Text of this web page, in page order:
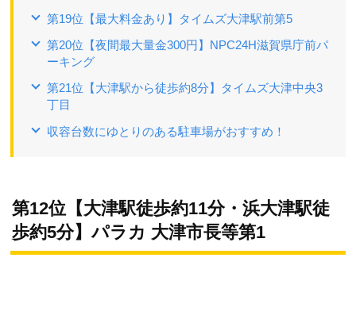
第19位【最大料金あり】タイムズ大津駅前第5
第20位【夜間最大量金300円】NPC24H滋賀県庁前パ
ーキング
第21位【大津駅から徒歩約8分】タイムズ大津中央3
丁目
収容台数にゆとりのある駐車場がおすすめ！
第12位【大津駅徒歩約11分・浜大津駅徒
歩約5分】パラカ 大津市長等第1